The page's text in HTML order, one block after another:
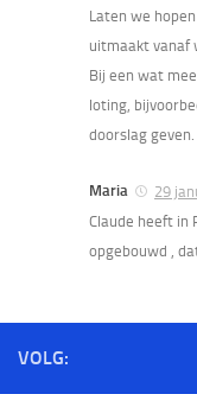
Laten we
uitmaakt vanaf
Bij een wat
loting,
doorslag geven.
Maria
29
Claude heeft in
opgebouwd ,
VOLG: